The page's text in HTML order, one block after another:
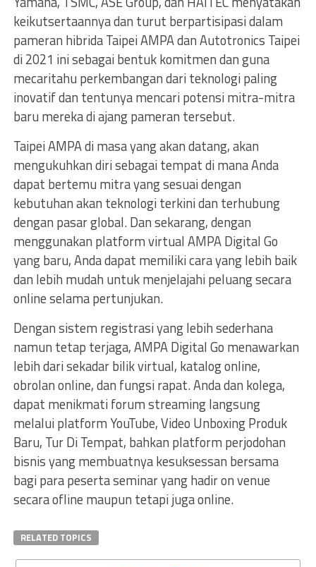
keikutsertaannya dan turut berpartisipasi dalam
pameran hibrida Taipei AMPA dan Autotronics Taipei
di 2021 ini sebagai bentuk komitmen dan guna
mecaritahu perkembangan dari teknologi paling
inovatif dan tentunya mencari potensi mitra-mitra
baru mereka di ajang pameran tersebut.
Taipei AMPA di masa yang akan datang, akan
mengukuhkan diri sebagai tempat di mana Anda
dapat bertemu mitra yang sesuai dengan
kebutuhan akan teknologi terkini dan terhubung
dengan pasar global. Dan sekarang, dengan
menggunakan platform virtual AMPA Digital Go
yang baru, Anda dapat memiliki cara yang lebih baik
dan lebih mudah untuk menjelajahi peluang secara
online selama pertunjukan.
Dengan sistem registrasi yang lebih sederhana
namun tetap terjaga, AMPA Digital Go menawarkan
lebih dari sekadar bilik virtual, katalog online,
obrolan online, dan fungsi rapat. Anda dan kolega,
dapat menikmati forum streaming langsung
melalui platform YouTube, Video Unboxing Produk
Baru, Tur Di Tempat, bahkan platform perjodohan
bisnis yang membuatnya kesuksessan bersama
bagi para peserta seminar yang hadir on venue
secara ofline maupun tetapi juga online.
RELATED TOPICS